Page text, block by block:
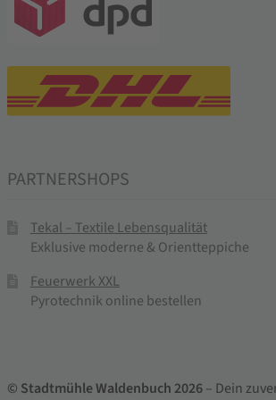
PARTNERSHOPS
Tekal – Textile Lebensqualität
Exklusive moderne & Orientteppiche
Feuerwerk XXL
Pyrotechnik online bestellen
© Stadtmühle Waldenbuch 2026– Dein